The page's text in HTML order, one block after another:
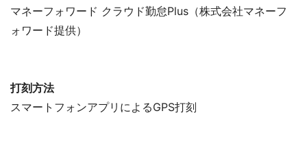
マネーフォワード クラウド勤怠Plus（株式会社マネーフ
ォワード提供）
打刻方法
スマートフォンアプリによるGPS打刻